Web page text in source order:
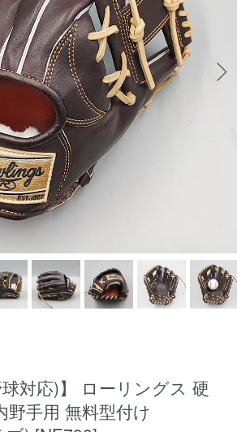
球対応)】 ローリングス 硬
野手用 無料型付け